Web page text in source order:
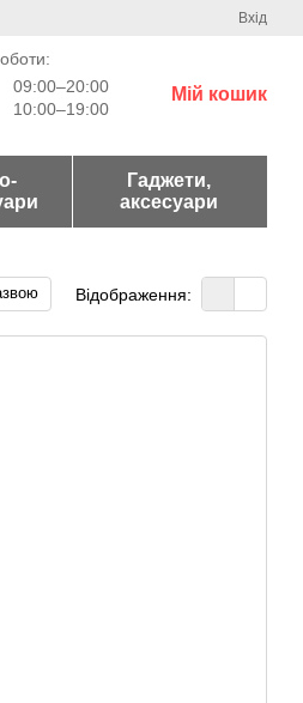
Вхід
09:00–20:00
10:00–19:00
Мій кошик
Гаджети,
аксесуари
Відображення: